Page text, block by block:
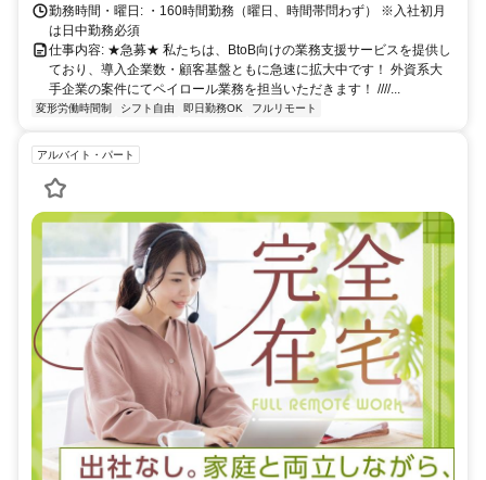
勤務時間・曜日: ・160時間勤務（曜日、時間帯問わず） ※入社初月
は日中勤務必須
仕事内容: ★急募★ 私たちは、BtoB向けの業務支援サービスを提供し
ており、導入企業数・顧客基盤ともに急速に拡大中です！ 外資系大
手企業の案件にてペイロール業務を担当いただきます！ ////...
変形労働時間制 シフト自由 即日勤務OK フルリモート
アルバイト・パート